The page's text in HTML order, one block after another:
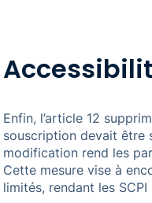
Enfin, l’article 12
souscription devait être
modification rend les
Cette mesure vise à
limités, rendant les